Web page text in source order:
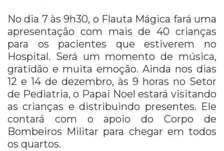
No dia 7 às 9h30, o Flauta Mágica fará uma
apresentação com mais de 40 crianças
para os pacientes que estiverem no
Hospital. Será um momento de música,
gratidão e muita emoção. Ainda nos dias
12 e 14 de dezembro, às 9 horas no Setor
de Pediatria, o Papai Noel estará visitando
as crianças e distribuindo presentes. Ele
contará com o apoio do Corpo de
Bombeiros Militar para chegar em todos
os quartos.